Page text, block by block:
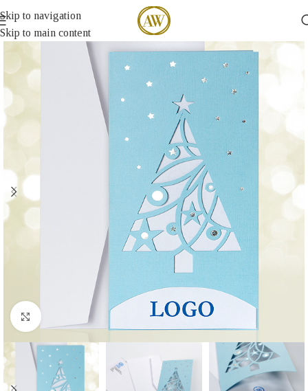
Skip to navigation
Skip to main content
Click to enlarge